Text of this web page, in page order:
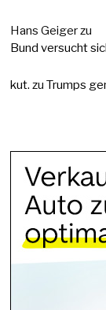
Hans Geigerzu
Bund versucht
kut. zuTrumps